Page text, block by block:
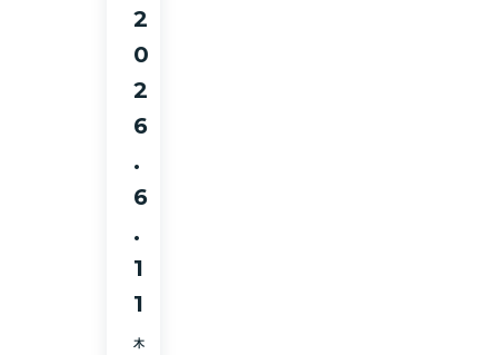
2
0
2
6
.
6
.
1
1
木